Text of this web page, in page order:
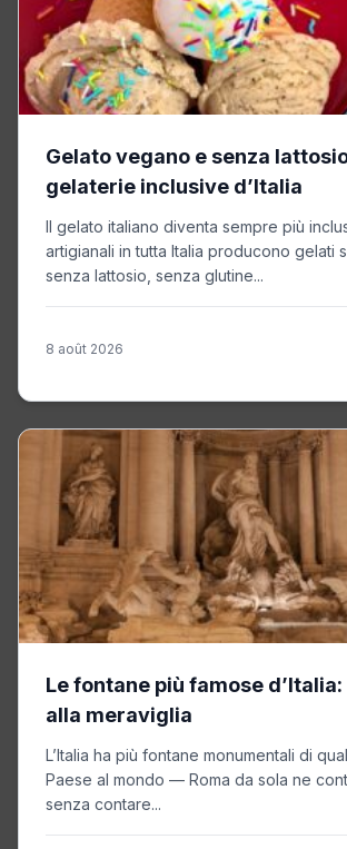
Gelato vegano e senza
gelaterie inclusive d’Italia
Il gelato italiano diventa sempre più
artigianali in tutta Italia producono gelati
senza lattosio, senza glutine...
8 août 2026
Le fontane più famose d’Italia:
alla meraviglia
L’Italia ha più fontane monumentali di
Paese al mondo — Roma da sola ne
senza contare...